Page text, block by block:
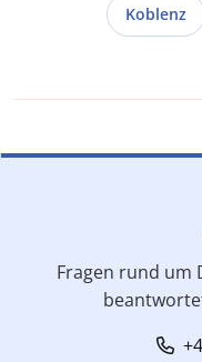
Koblenz
Fragen rund um